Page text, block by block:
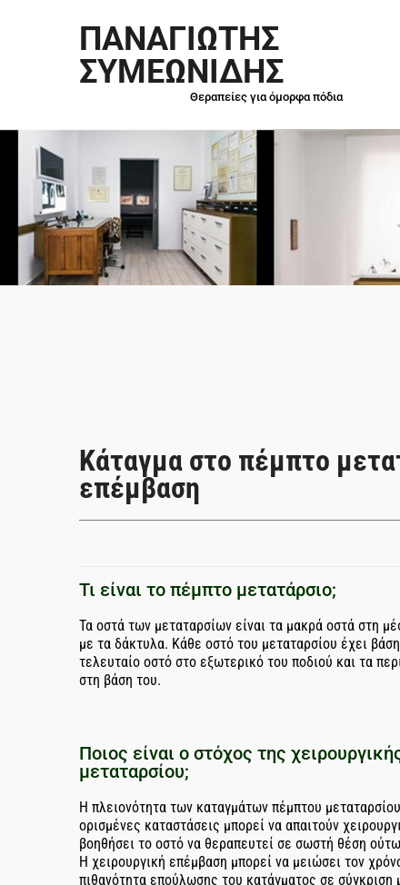
ΠΑΝΑΓΙΩΤΗΣ
ΣΥΜΕΩΝΙΔΗΣ
Θεραπείες για όμορφα πόδια
Κάταγμα στο πέμπτο
επέμβαση
Τι είναι το πέμπτο μετατάρσιο;
Τα οστά των μεταταρσίων είναι τα μακρά οστά στη
με τα δάκτυλα. Κάθε οστό του μεταταρσίου έχει
τελευταίο οστό στο εξωτερικό του ποδιού και τα
στη βάση του.
Ποιος είναι ο στόχος της
μεταταρσίου;
Η πλειονότητα των καταγμάτων πέμπτου
ορισμένες καταστάσεις μπορεί να απαιτούν
βοηθήσει το οστό να θεραπευτεί σε σωστή θέση
Η χειρουργική επέμβαση μπορεί να μειώσει τον
πιθανότητα επούλωσης του κατάγματος σε σύγκριση